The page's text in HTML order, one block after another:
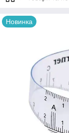
Новинка